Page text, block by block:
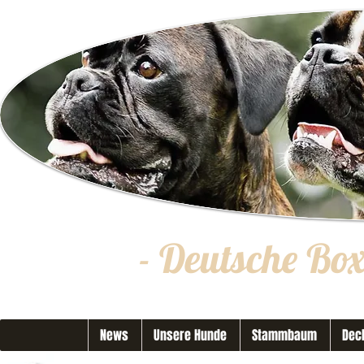
- Deutsche
News Unsere Hunde Stammbaum